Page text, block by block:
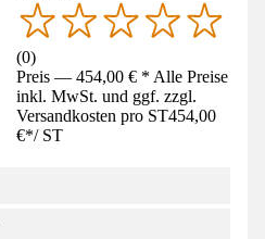
(0)
Preis — 454,00 € * Alle Preise
inkl. MwSt. und ggf. zzgl.
Versandkosten pro ST454,00
€*/ ST